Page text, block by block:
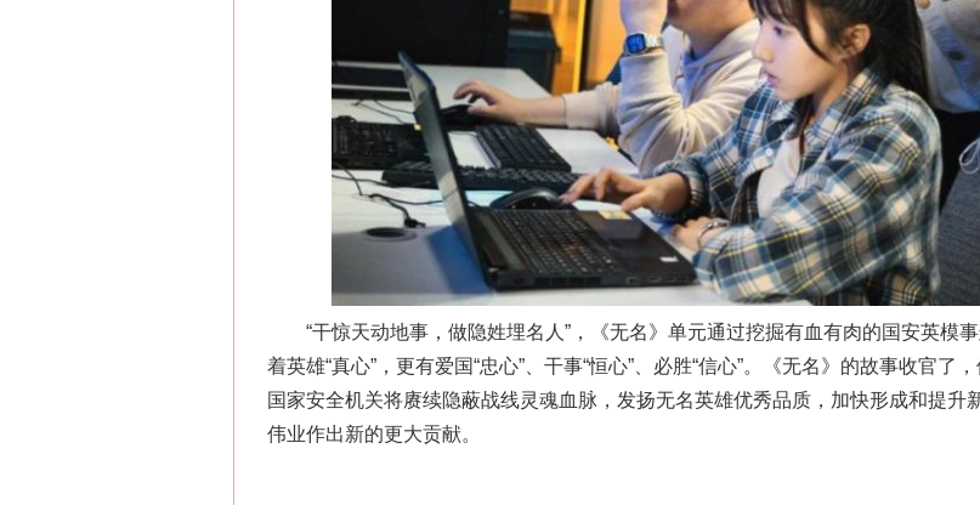
“干惊天动地事，做隐姓埋名人”，《无名》单元通过挖掘有血有肉的国安英模
着英雄“真心”，更有爱国“忠心”、干事“恒心”、必胜“信心”。《无名》的故事收官了
国家安全机关将赓续隐蔽战线灵魂血脉，发扬无名英雄优秀品质，加快形成和提
伟业作出新的更大贡献。
“刷贴”乱象丛生
生物安全法正式实施